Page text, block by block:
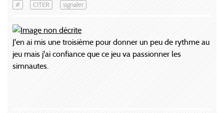
# CITER signaler
J'en ai mis une troisième pour donner un peu de rythme au
jeu mais j'ai confiance que ce jeu va passionner les
simnautes.